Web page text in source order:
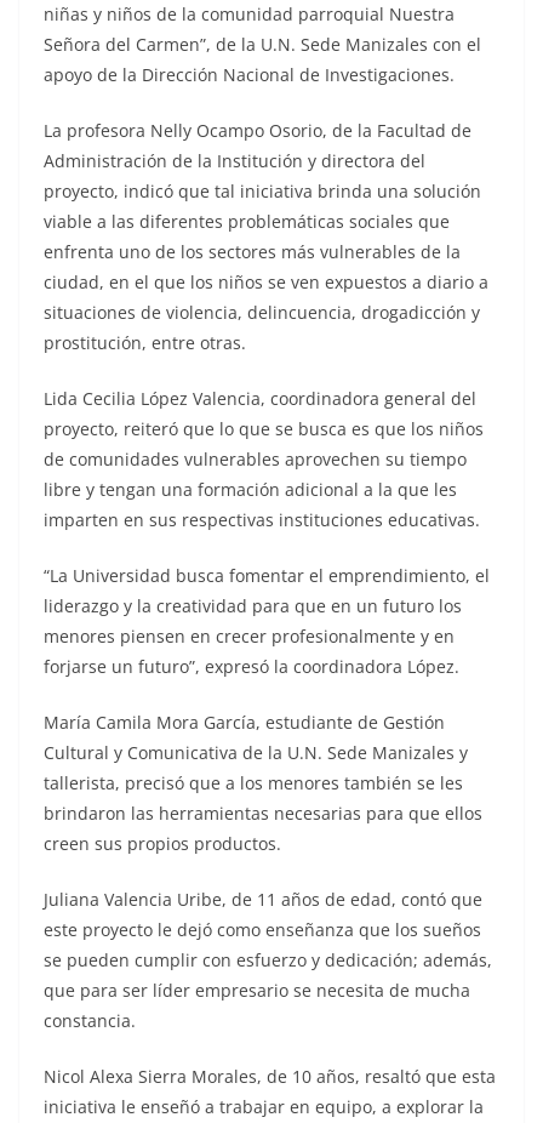
niñas y niños de la comunidad parroquial Nuestra
Señora del Carmen”, de la U.N. Sede Manizales con el
apoyo de la Dirección Nacional de Investigaciones.
La profesora Nelly Ocampo Osorio, de la Facultad de
Administración de la Institución y directora del
proyecto, indicó que tal iniciativa brinda una solución
viable a las diferentes problemáticas sociales que
enfrenta uno de los sectores más vulnerables de la
ciudad, en el que los niños se ven expuestos a diario a
situaciones de violencia, delincuencia, drogadicción y
prostitución, entre otras.
Lida Cecilia López Valencia, coordinadora general del
proyecto, reiteró que lo que se busca es que los niños
de comunidades vulnerables aprovechen su tiempo
libre y tengan una formación adicional a la que les
imparten en sus respectivas instituciones educativas.
“La Universidad busca fomentar el emprendimiento, el
liderazgo y la creatividad para que en un futuro los
menores piensen en crecer profesionalmente y en
forjarse un futuro”, expresó la coordinadora López.
María Camila Mora García, estudiante de Gestión
Cultural y Comunicativa de la U.N. Sede Manizales y
tallerista, precisó que a los menores también se les
brindaron las herramientas necesarias para que ellos
creen sus propios productos.
Juliana Valencia Uribe, de 11 años de edad, contó que
este proyecto le dejó como enseñanza que los sueños
se pueden cumplir con esfuerzo y dedicación; además,
que para ser líder empresario se necesita de mucha
constancia.
Nicol Alexa Sierra Morales, de 10 años, resaltó que esta
iniciativa le enseñó a trabajar en equipo, a explorar la